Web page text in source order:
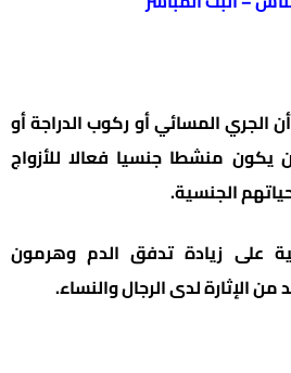
المسائي أو ركوب الدراجة أو
منشطا جنسيا فعالا للأزواج
الجنسية.
على زيادة تدفق الدم وهرمون
الإثارة لدى الرجال والنساء.